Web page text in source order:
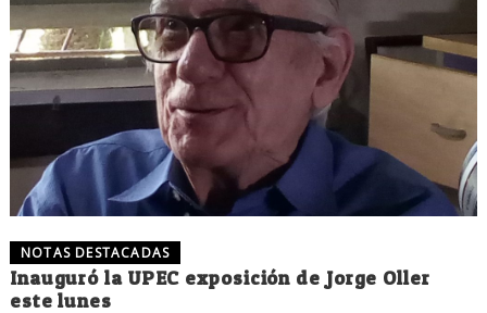
NOTAS DESTACADAS
Inauguró la UPEC exposición de Jorge Oller
este lunes